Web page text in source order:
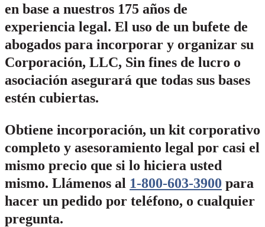
en base a nuestros 175 años de
experiencia legal. El uso de un bufete de
abogados para incorporar y organizar su
Corporación, LLC, Sin fines de lucro o
asociación asegurará que todas sus bases
estén cubiertas.
Obtiene incorporación, un kit corporativo
completo y asesoramiento legal por casi el
mismo precio que si lo hiciera usted
mismo. Llámenos al 1-800-603-3900 para
hacer un pedido por teléfono, o cualquier
pregunta.